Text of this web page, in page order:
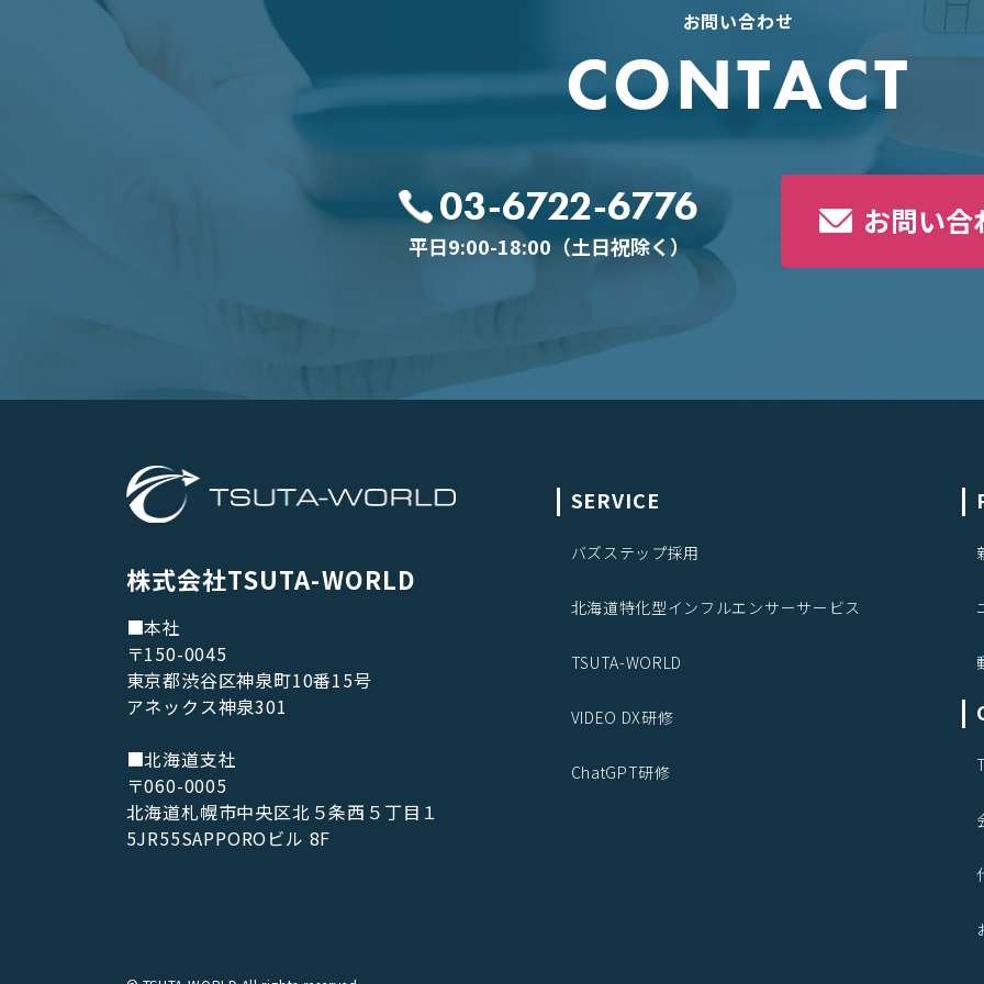
お問い合わせ
CONTACT
03-6722-6776
平日9:00-18:00（土日祝除く）
お問い合
株式会社TSUTA-WORLD
■本社
〒150-0045
東京都渋谷区神泉町10番15号
アネックス神泉301
■北海道支社
〒060-0005
北海道札幌市中央区北５条西５丁目１
5JR55SAPPOROビル 8F
SERVICE
バズステップ採用
北海道特化型インフルエンサーサービス
TSUTA-WORLD
VIDEO DX研修
ChatGPT研修